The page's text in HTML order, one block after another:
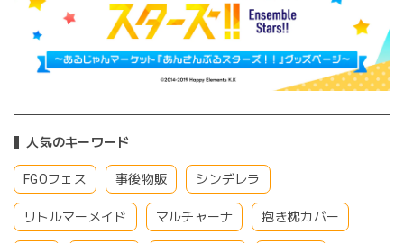
人気のキーワード
FGOフェス 事後物販 シンデレラ
リトルマーメイド マルチャーナ 抱き枕カバー